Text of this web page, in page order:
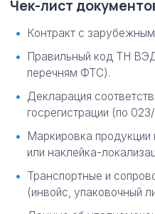
Чек-лист
Контракт с
Правильный код ТН
перечням ФТС).
Декларация
госрегистрации (по 023/
Маркировка продукции
или наклейка-
Транспортные и
(инвойс, упаковочный